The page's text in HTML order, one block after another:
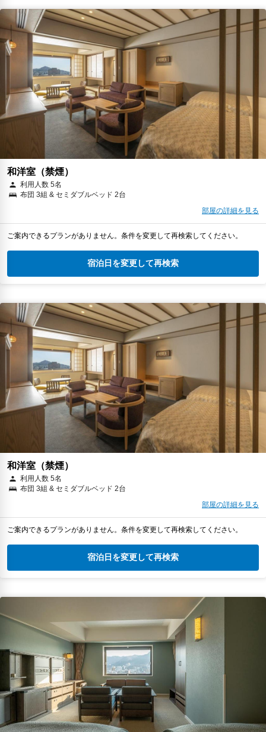
和洋室（禁煙）
利用人数 5名
布団 3組 & セミダブルベッド 2台
部屋の詳細を見る
ご案内できるプランがありません。条件を変更して再検索してください。
宿泊日を変更して再検索
和洋室（禁煙）
利用人数 5名
布団 3組 & セミダブルベッド 2台
部屋の詳細を見る
ご案内できるプランがありません。条件を変更して再検索してください。
宿泊日を変更して再検索